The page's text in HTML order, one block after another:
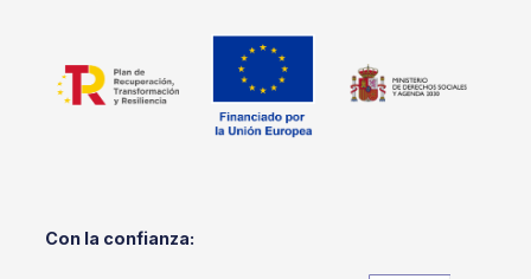
Con la confianza: